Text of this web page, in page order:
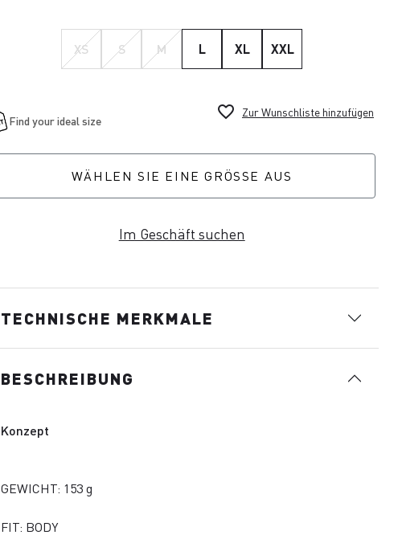
XS S M L XL XXL
favorite_border Zur Wunschliste hinzufügen
WÄHLEN SIE EINE GRÖSSE AUS
Im Geschäft suchen
TECHNISCHE MERKMALE
BESCHREIBUNG
Konzept
GEWICHT: 153 g
FIT: BODY